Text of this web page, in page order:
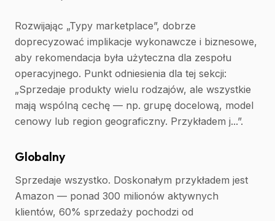
Rozwijając „Typy marketplace”, dobrze
doprecyzować implikacje wykonawcze i biznesowe,
aby rekomendacja była użyteczna dla zespołu
operacyjnego. Punkt odniesienia dla tej sekcji:
„Sprzedaje produkty wielu rodzajów, ale wszystkie
mają wspólną cechę — np. grupę docelową, model
cenowy lub region geograficzny. Przykładem j...”.
Globalny
Sprzedaje wszystko. Doskonałym przykładem jest
Amazon — ponad 300 milionów aktywnych
klientów, 60% sprzedaży pochodzi od